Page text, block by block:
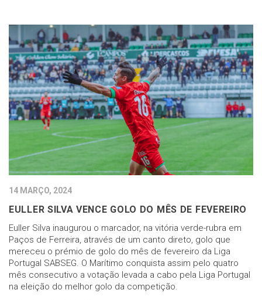
14 MARÇO, 2024
EULLER SILVA VENCE GOLO DO MÊS DE FEVEREIRO
Euller Silva inaugurou o marcador, na vitória verde-rubra em
Paços de Ferreira, através de um canto direto, golo que
mereceu o prémio de golo do mês de fevereiro da Liga
Portugal SABSEG. O Marítimo conquista assim pelo quatro
mês consecutivo a votação levada a cabo pela Liga Portugal
na eleição do melhor golo da competição.